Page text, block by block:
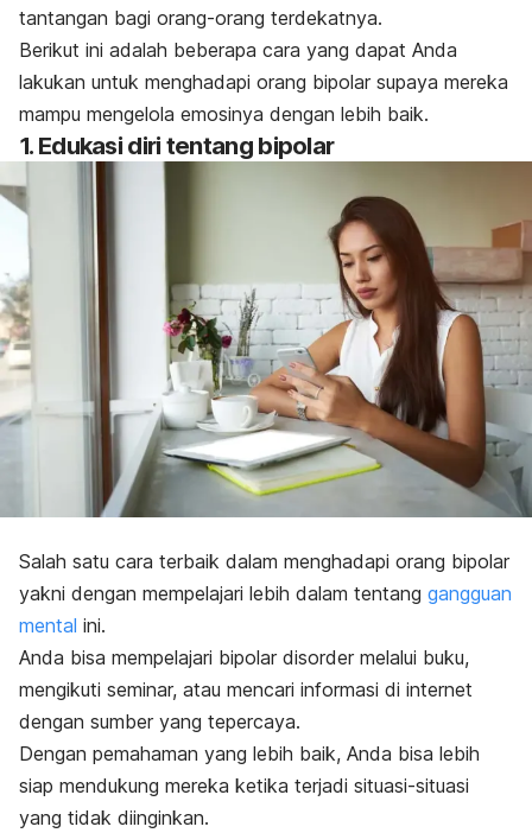
tantangan bagi orang-orang terdekatnya.
Berikut ini adalah beberapa cara yang dapat Anda
lakukan untuk menghadapi orang bipolar supaya mereka
mampu mengelola emosinya dengan lebih baik.
1. Edukasi diri tentang bipolar
Salah satu cara terbaik dalam menghadapi orang bipolar
yakni dengan mempelajari lebih dalam tentang gangguan
mental ini.
Anda bisa mempelajari bipolar disorder melalui buku,
mengikuti seminar, atau mencari informasi di internet
dengan sumber yang tepercaya.
Dengan pemahaman yang lebih baik, Anda bisa lebih
siap mendukung mereka ketika terjadi situasi-situasi
yang tidak diinginkan.